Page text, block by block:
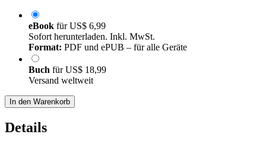
eBook fürUS$ 6,99
Sofort herunterladen. Inkl. MwSt.
Format: PDF und ePUB – für alle Geräte
Buch fürUS$ 18,99
Versand weltweit
In den Warenkorb
Details